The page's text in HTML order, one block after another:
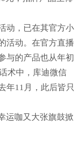
动，已在其官方小
活动。在官方直播
与的产品也从年初
术中，库迪微信
年11月，此后皆只
运咖又大张旗鼓掀